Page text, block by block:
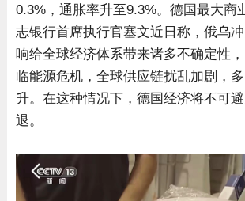
0.3%，通胀率升至9.3%。德国最大
志银行首席执行官塞文近日称，俄乌
响给全球经济体系带来诸多不确定性
临能源危机，全球供应链扰乱加剧，
升。在这种情况下，德国经济将不可
退。